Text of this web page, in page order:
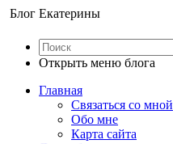
Блог Екатерины
Открыть меню блога
Главная
Связаться со мной
Обо мне
Карта сайта